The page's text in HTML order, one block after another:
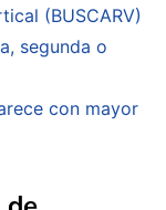
(BUSCARV)
segunda o
con mayor